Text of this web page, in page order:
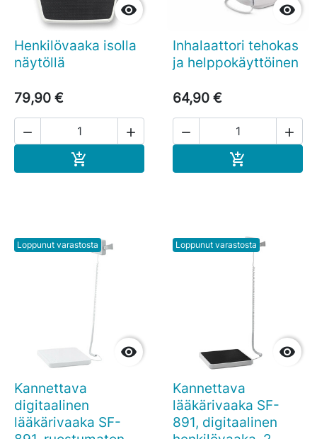

Henkilövaaka isolla
näytöllä
79,90 €
 


Inhalaattori tehokas
ja helppokäyttöinen
64,90 €
 

Loppunut varastosta

Kannettava
digitaalinen
lääkärivaaka SF-
Loppunut varastosta

Kannettava
lääkärivaaka SF-
891, digitaalinen